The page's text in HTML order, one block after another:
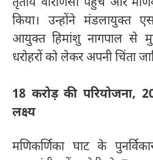
किया। उन्होंने मंडलायुक्त
आयुक्त हिमांशु नागपाल से
धरोहरों को लेकर अपनी चिंता
18 करोड़ की परियोजना,
लक्ष्य
मणिकर्णिका घाट के